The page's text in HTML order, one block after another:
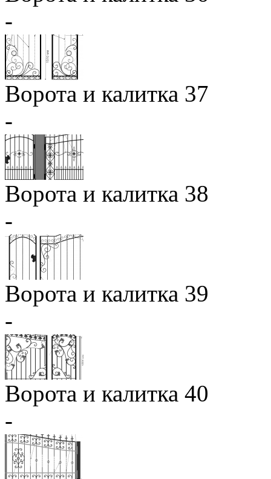
-
Ворота и калитка 37
-
Ворота и калитка 38
-
Ворота и калитка 39
-
Ворота и калитка 40
-